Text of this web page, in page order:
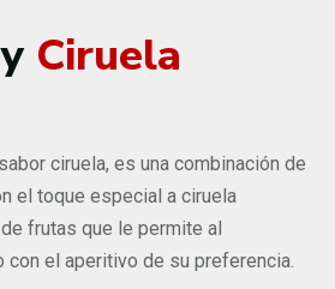
Ciruela
ciruela, es una combinación de
el toque especial a ciruela
frutas que le permite al
el aperitivo de su preferencia.